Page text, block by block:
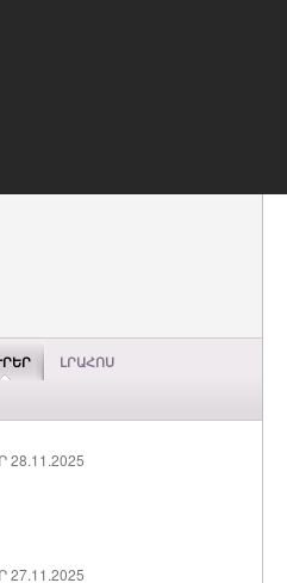
ԼՐԱՀՈՍ
28.11.2025
27.11.2025